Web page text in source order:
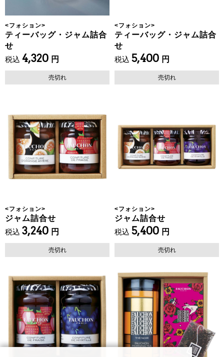
<フォション>
ティーバッグ・ジャム詰合
せ
税込 4,320 円
売切れ
<フォション>
ティーバッグ・ジャム詰合
せ
税込 5,400 円
売切れ
<フォション>
ジャム詰合せ
税込 3,240 円
売切れ
<フォション>
ジャム詰合せ
税込 5,400 円
売切れ